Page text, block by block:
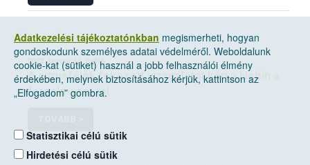
2022. január 10, hétfő
A citrusfélék fokozott vizsgálatát kéri a Nébih a
forgalmazóktól
Adatkezelési tájékoztatónkban megismerheti, hogyan
gondoskodunk személyes adatai védelméről. Weboldalunk
cookie-kat (sütiket) használ a jobb felhasználói élmény
érdekében, melynek biztosításához kérjük, kattintson az
„Elfogadom” gombra.
Statisztikai célú sütik
Hirdetési célú sütik